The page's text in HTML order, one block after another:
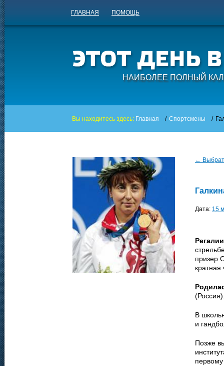
ГЛАВНАЯ ПОМОЩЬ
НАИБОЛЕЕ ПОЛНЫЙ
Вы находитесь здесь: Главная / Спортсмены /
←
Дата: 15
призер
В
и
Позже